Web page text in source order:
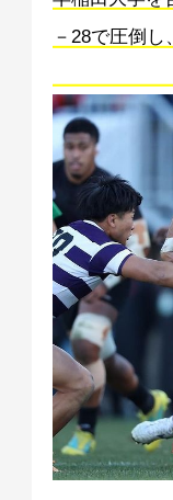
－28で圧倒し